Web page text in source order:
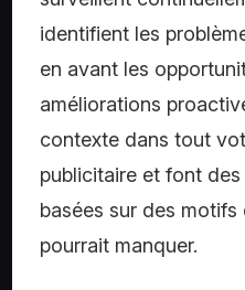
identifient les
en avant les
améliorations
contexte dans tout
publicitaire et font
basées sur des motifs
pourrait manquer.